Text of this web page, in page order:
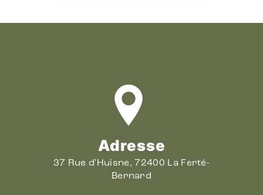
Adresse
37 Rue d'Huisne, 72400 La Ferté-
Bernard